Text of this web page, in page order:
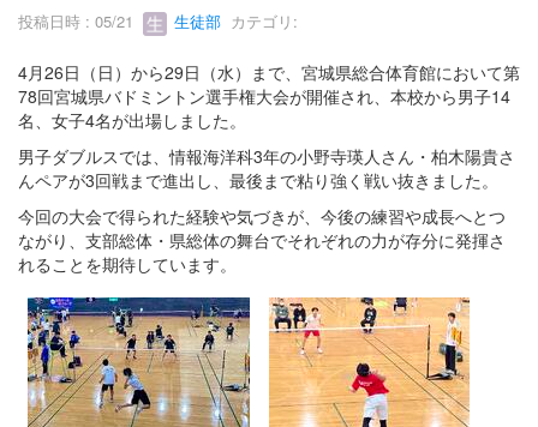
投稿日時 : 05/21 生徒部 カテゴリ:
4月26日（日）から29日（水）まで、宮城県総合体育館において第
78回宮城県バドミントン選手権大会が開催され、本校から男子14
名、女子4名が出場しました。
男子ダブルスでは、情報海洋科3年の小野寺瑛人さん・柏木陽貴さ
んペアが3回戦まで進出し、最後まで粘り強く戦い抜きました。
今回の大会で得られた経験や気づきが、今後の練習や成長へとつ
ながり、支部総体・県総体の舞台でそれぞれの力が存分に発揮さ
れることを期待しています。